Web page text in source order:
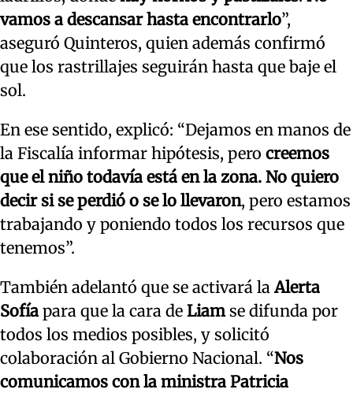
vamos a descansar hasta encontrarlo”,
aseguró Quinteros, quien además confirmó
que los rastrillajes seguirán hasta que baje el
sol.
En ese sentido, explicó: “Dejamos en manos de
la Fiscalía informar hipótesis, pero creemos
que el niño todavía está en la zona. No quiero
decir si se perdió o se lo llevaron, pero estamos
trabajando y poniendo todos los recursos que
tenemos”.
También adelantó que se activará laAlerta
Sofía para que la cara de Liamse difunda por
todos los medios posibles, y solicitó
colaboración al Gobierno Nacional. “Nos
comunicamos con la ministra Patricia